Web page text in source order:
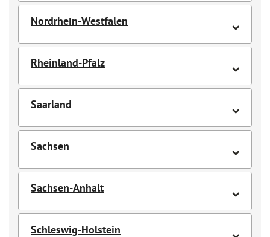
Nordrhein-Westfalen
Rheinland-Pfalz
Saarland
Sachsen
Sachsen-Anhalt
Schleswig-Holstein